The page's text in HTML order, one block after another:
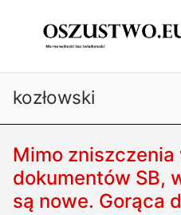
kozłowski
Mimo
dokumentów SB,
są nowe. Gorąca